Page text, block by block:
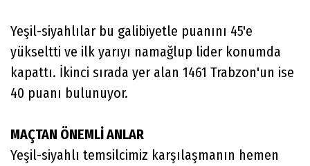
Yeşil-siyahlılar bu galibiyetle puanını 45'e
yükseltti ve ilk yarıyı namağlup lider konumda
kapattı. İkinci sırada yer alan 1461 Trabzon'un ise
40 puanı bulunuyor.
MAÇTAN ÖNEMLİ ANLAR
Yeşil-siyahlı temsilcimiz karşılaşmanın hemen